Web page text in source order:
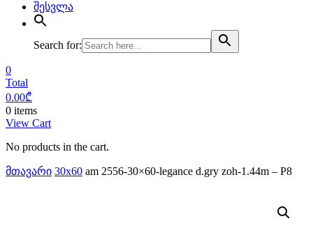
შესვლა
Search for:
0
Total
0.00₾
0 items
View Cart
No products in the cart.
მთავარი 30x60 am 2556-30×60-legance d.gry zoh-1.44m – P8